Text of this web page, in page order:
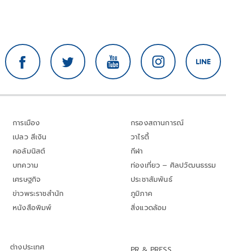
การเมือง
เปลว สีเงิน
คอลัมนิสต์
บทความ
เศรษฐกิจ
ข่าวพระราชสำนัก
หนังสือพิมพ์
กรองสถานการณ์
วาไรตี้
กีฬา
ท่องเที่ยว – ศิลปวัฒนธรรม
ประชาสัมพันธ์
ภูมิภาค
สิ่งแวดล้อม
ต่างประเทศ